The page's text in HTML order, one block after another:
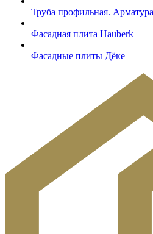
Труба профильная.
Фасадная плита Hauberk
Фасадные плиты Дёке